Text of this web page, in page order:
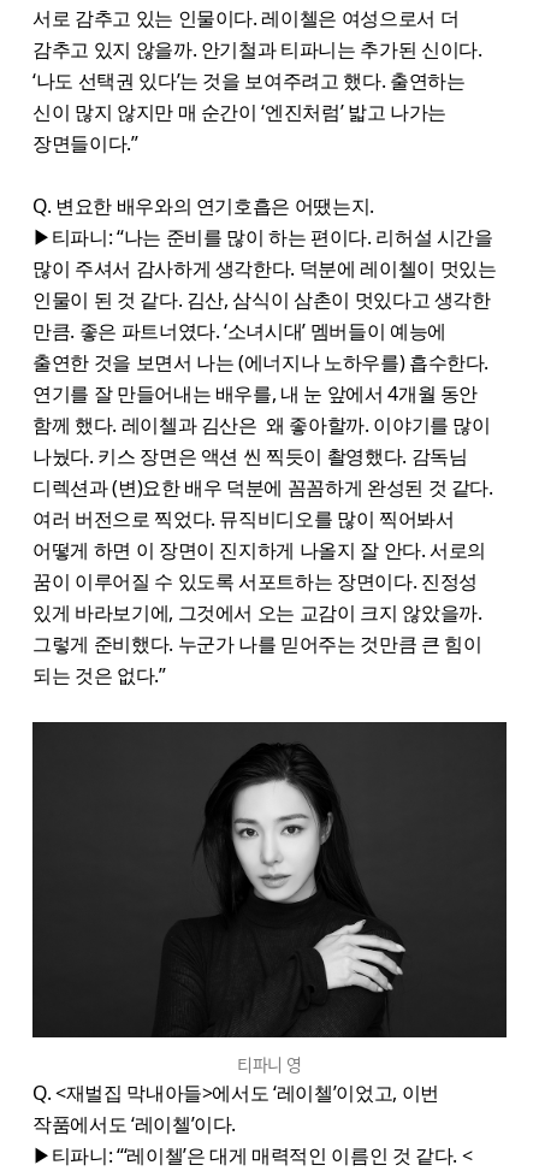
서로 감추고 있는 인물이다. 레이첼은 여성으로서 더
감추고 있지 않을까. 안기철과 티파니는 추가된 신이다.
‘나도 선택권 있다’는 것을 보여주려고 했다. 출연하는
신이 많지 않지만 매 순간이 ‘엔진처럼’ 밟고 나가는
장면들이다.”
Q. 변요한 배우와의 연기호흡은 어땠는지.
▶티파니: “나는 준비를 많이 하는 편이다. 리허설 시간을
많이 주셔서 감사하게 생각한다. 덕분에 레이첼이 멋있는
인물이 된 것 같다. 김산, 삼식이 삼촌이 멋있다고 생각한
만큼. 좋은 파트너였다. ‘소녀시대’ 멤버들이 예능에
출연한 것을 보면서 나는 (에너지나 노하우를) 흡수한다.
연기를 잘 만들어내는 배우를, 내 눈 앞에서 4개월 동안
함께 했다. 레이첼과 김산은 왜 좋아할까. 이야기를 많이
나눴다. 키스 장면은 액션 씬 찍듯이 촬영했다. 감독님
디렉션과 (변)요한 배우 덕분에 꼼꼼하게 완성된 것 같다.
여러 버전으로 찍었다. 뮤직비디오를 많이 찍어봐서
어떻게 하면 이 장면이 진지하게 나올지 잘 안다. 서로의
꿈이 이루어질 수 있도록 서포트하는 장면이다. 진정성
있게 바라보기에, 그것에서 오는 교감이 크지 않았을까.
그렇게 준비했다. 누군가 나를 믿어주는 것만큼 큰 힘이
되는 것은 없다.”
티파니 영
Q. <재벌집 막내아들>에서도 ‘레이첼’이었고, 이번
작품에서도 ‘레이첼’이다.
▶티파니: “‘레이첼’은 대게 매력적인 이름인 것 같다. <